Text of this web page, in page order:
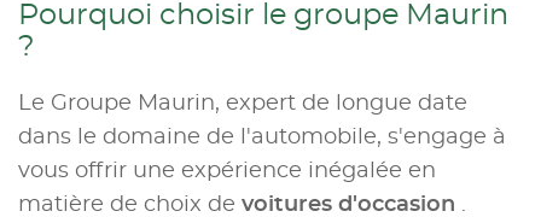
Pourquoi choisir le groupe Maurin
?
Le Groupe Maurin, expert de longue date
dans le domaine de l'automobile, s'engage à
vous offrir une expérience inégalée en
matière de choix de voitures d'occasion .